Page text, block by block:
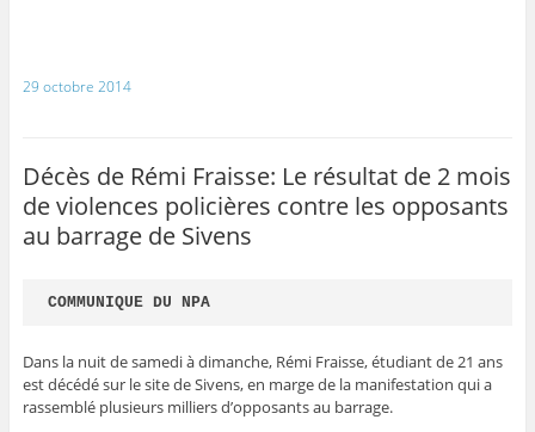
29 octobre 2014
Décès de Rémi Fraisse: Le résultat de 2 mois
de violences policières contre les opposants
au barrage de Sivens
COMMUNIQUE DU NPA
Dans la nuit de samedi à dimanche, Rémi Fraisse, étudiant de 21 ans
est décédé sur le site de Sivens, en marge de la manifestation qui a
rassemblé plusieurs milliers d’opposants au barrage.